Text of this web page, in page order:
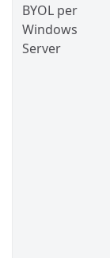
BYOL per
Windows
Server